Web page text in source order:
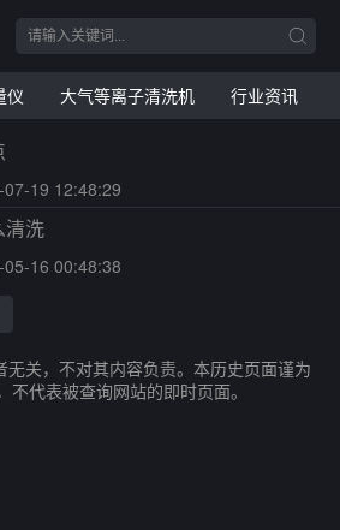
仪 大气等离子清洗机 行业资讯
19 12:48:29
清洗
16 00:48:38
关，不对其内容负责。本历史页面谨为
不代表被查询网站的即时页面。